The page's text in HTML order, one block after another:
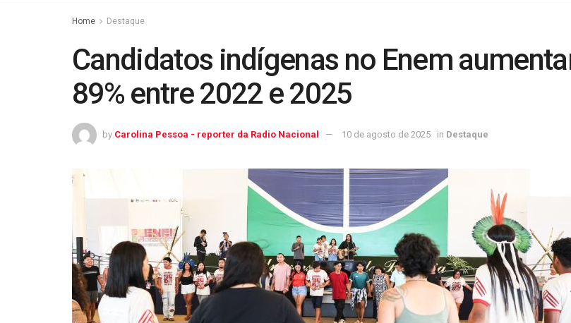
Home Destaque
Candidatos indígenas no Enem
89% entre 2022 e 2025
by Carolina Pessoa - reporter da Radio Nacional 10 de agosto de 2025 in Destaque